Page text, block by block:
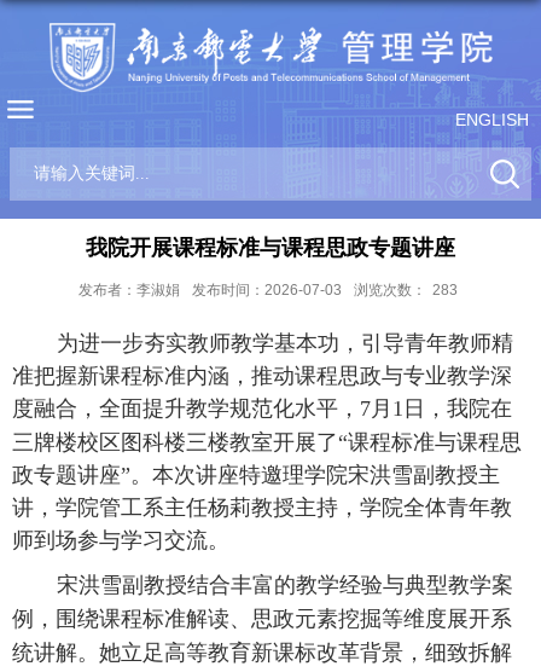
ENGLISH
我院开展课程标准与课程思政专题讲座
发布者：李淑娟 发布时间：2026-07-03 浏览次数： 283
为进一步夯实教师教学基本功，引导青年教师精
准把握新课程标准内涵，推动课程思政与专业教学深
度融合，全面提升教学规范化水平 ， 7月1日， 我院在
三牌楼校区图科楼三楼教室开展了“课程标准与课程思
政专题讲座”。本次讲座特邀理学院宋洪雪副教授主
讲，学院管工系主任杨莉教授主持，学院全体青年教
师到场参与学习交流。
宋洪雪副教授结合丰富的教学经验与典型教学案
例，围绕课程标准解读、思政元素挖掘等维度展开系
统讲解。她立足高等教育新课标改革背景，细致拆解